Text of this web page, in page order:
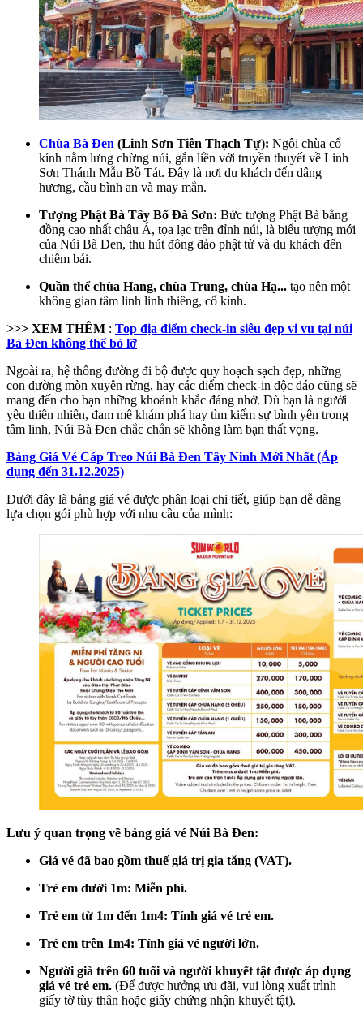
Chùa Bà Đen (Linh Sơn Tiên Thạch Tự): Ngôi chùa cổ
kính nằm lưng chừng núi, gắn liền với truyền thuyết về Linh
Sơn Thánh Mẫu Bồ Tát. Đây là nơi du khách đến dâng
hương, cầu bình an và may mắn.
Tượng Phật Bà Tây Bổ Đà Sơn: Bức tượng Phật Bà bằng
đồng cao nhất châu Á, tọa lạc trên đỉnh núi, là biểu tượng mới
của Núi Bà Đen, thu hút đông đảo phật tử và du khách đến
chiêm bái.
Quần thể chùa Hang, chùa Trung, chùa Hạ... tạo nên một
không gian tâm linh linh thiêng, cổ kính.
>>> XEM THÊM : Top địa điểm check-in siêu đẹp vi vu tại núi
Bà Đen không thể bỏ lỡ
Ngoài ra, hệ thống đường đi bộ được quy hoạch sạch đẹp, những
con đường mòn xuyên rừng, hay các điểm check-in độc đáo cũng sẽ
mang đến cho bạn những khoảnh khắc đáng nhớ. Dù bạn là người
yêu thiên nhiên, đam mê khám phá hay tìm kiếm sự bình yên trong
tâm linh, Núi Bà Đen chắc chắn sẽ không làm bạn thất vọng.
Bảng Giá Vé Cáp Treo Núi Bà Đen Tây Ninh Mới Nhất (Áp
dụng đến 31.12.2025)
Dưới đây là bảng giá vé được phân loại chi tiết, giúp bạn dễ dàng
lựa chọn gói phù hợp với nhu cầu của mình:
Lưu ý quan trọng về bảng giá vé Núi Bà Đen:
Giá vé đã bao gồm thuế giá trị gia tăng (VAT).
Trẻ em dưới 1m: Miễn phí.
Trẻ em từ 1m đến 1m4: Tính giá vé trẻ em.
Trẻ em trên 1m4: Tính giá vé người lớn.
Người già trên 60 tuổi và người khuyết tật được áp dụng
giá vé trẻ em. (Để được hưởng ưu đãi, vui lòng xuất trình
giấy tờ tùy thân hoặc giấy chứng nhận khuyết tật).